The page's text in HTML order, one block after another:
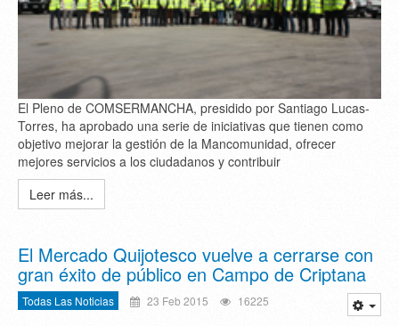
El Pleno de COMSERMANCHA, presidido por Santiago Lucas-
Torres, ha aprobado una serie de iniciativas que tienen como
objetivo mejorar la gestión de la Mancomunidad, ofrecer
mejores servicios a los ciudadanos y contribuir
Leer más...
El Mercado Quijotesco vuelve a cerrarse con
gran éxito de público en Campo de Criptana
Todas Las Noticias 23 Feb 2015 16225